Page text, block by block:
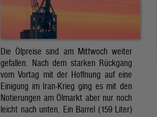
Die Ölpreise sind am Mittwoch weiter
gefallen. Nach dem starken Rückgang
vom Vortag mit der Hoffnung auf eine
Einigung im Iran-Krieg ging es mit den
Notierungen am Ölmarkt aber nur noch
leicht nach unten. Ein Barrel (159 Liter)